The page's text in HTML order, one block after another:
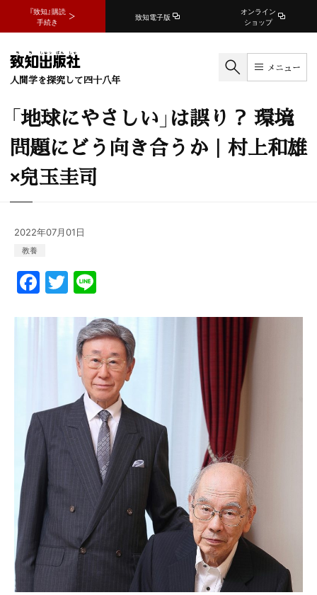
『致知』購読
手続き
致知電子版
オンライン
ショップ
人間学を探究して四十八年
メニュー
「地球にやさしい」は誤り？ 環境
問題にどう向き合うか｜村上和雄
×兒玉圭司
2022年07月01日
教養
F
a
c
o
k
T
w
itt
er
e